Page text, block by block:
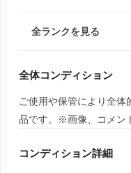
全ランクを見る
全体コンディション
ご使用や保管により全体
品です。※画像、コメン
コンディション詳細